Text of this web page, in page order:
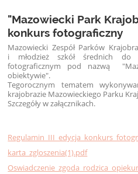
"Mazowiecki Park
konkurs fotograficzny
Mazowiecki Zespół Parków
i młodzież szkół średnich do
fotograficznym pod nazwą
obiektywie".
Tegorocznym tematem
krajobrazie Mazowieckiego Parku
Szczegóły w załącznikach.
karta_zgloszenia(1).pdf